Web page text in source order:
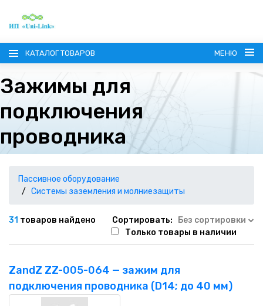
КАТАЛОГ ТОВАРОВ МЕНЮ
ГЛАВНАЯ
О КОМПАНИИ
НАШИ ПОКУПАТЕЛИ
НАША ПРОДУКЦИЯ
+7 771 113 7307 manager@uni-link.kz
Зажимы для
подключения
проводника
Пассивное оборудование
Системы заземления и молниезащиты
31 товаров найдено Сортировать:
Без сортировки
Только товары в наличии
ZandZ ZZ-005-064 — зажим для
подключения проводника (D14; до 40 мм)